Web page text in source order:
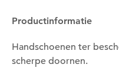
Productinformatie
Handschoenen ter
scherpe doornen.